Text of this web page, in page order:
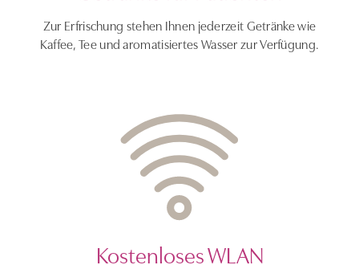
Zur Erfrischung stehen Ihnen jederzeit Getränke wie
Kaffee, Tee und aromatisiertes Wasser zur Verfügung.
Kostenloses WLAN